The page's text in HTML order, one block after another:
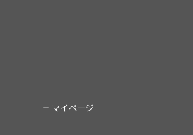
マイページ